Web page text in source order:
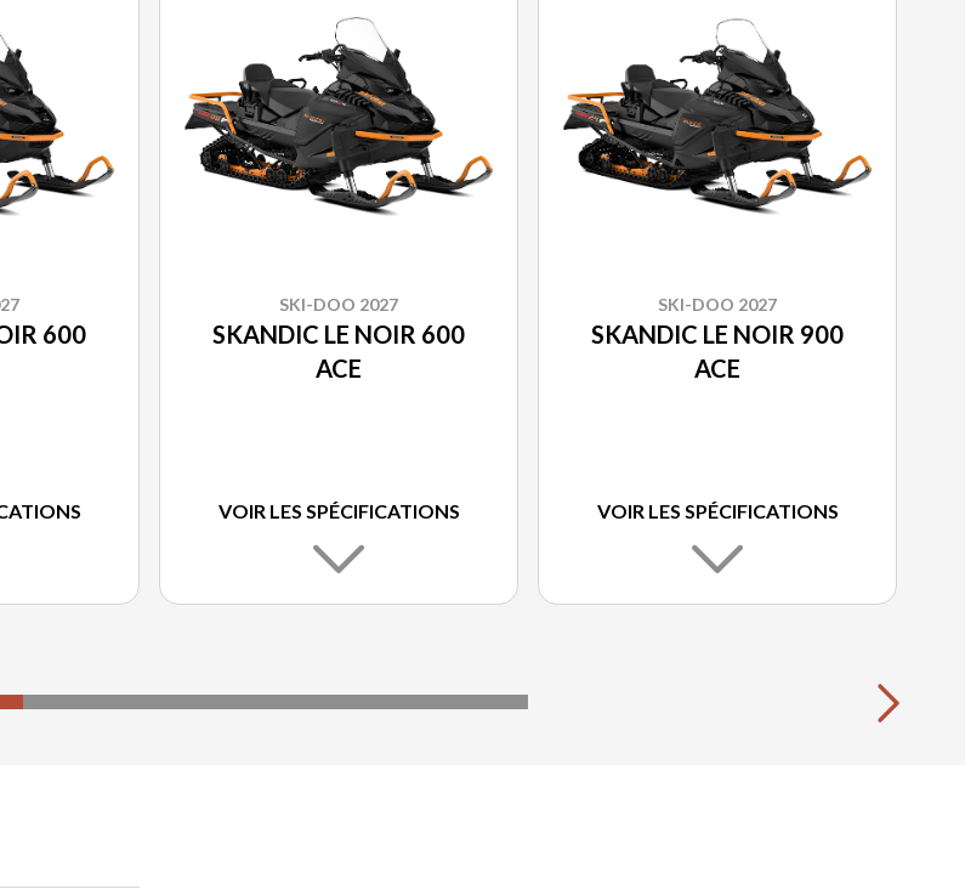
600
SKI-DOO 2027
SKANDIC LE NOIR 600
ACE
VOIR LES SPÉCIFICATIONS
SKI-DOO 2027
SKANDIC LE NOIR 900
ACE
VOIR LES SPÉCIFICATIONS